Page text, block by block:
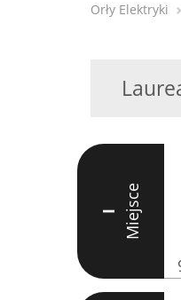
Orły Elektryki
I Miejsce